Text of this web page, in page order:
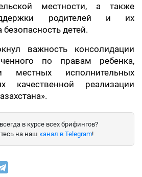
местности, а также
родителей и их
безопасность детей.
важность консолидации
по правам ребенка,
местных исполнительных
качественной реализации
в курсе всех брифингов?
на наш канал в Telegram!